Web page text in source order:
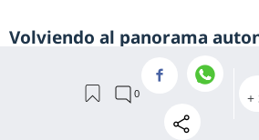
Volviendo al panorama
se encuentra ahora inmersa
oferta de empleo público,
100.000 aspirantes en el